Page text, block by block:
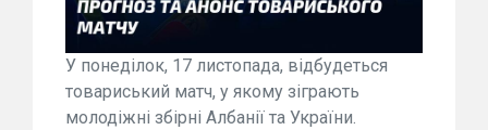
У понеділок, 17 листопада, відбудеться
товариський матч, у якому зіграють
молодіжні збірні Албанії та України.